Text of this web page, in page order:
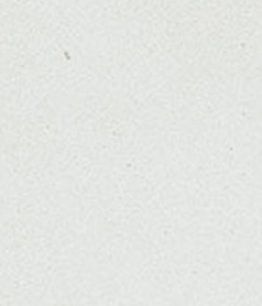
質感をかるくととのえな
ナチュラルなベージュカ